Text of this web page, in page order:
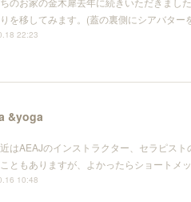
を移してみます。(蓋の裏側にシアバタ
22:23
&yoga
はAEAJのインストラクター、セラピス
ともありますが、よかったらショート
10:48